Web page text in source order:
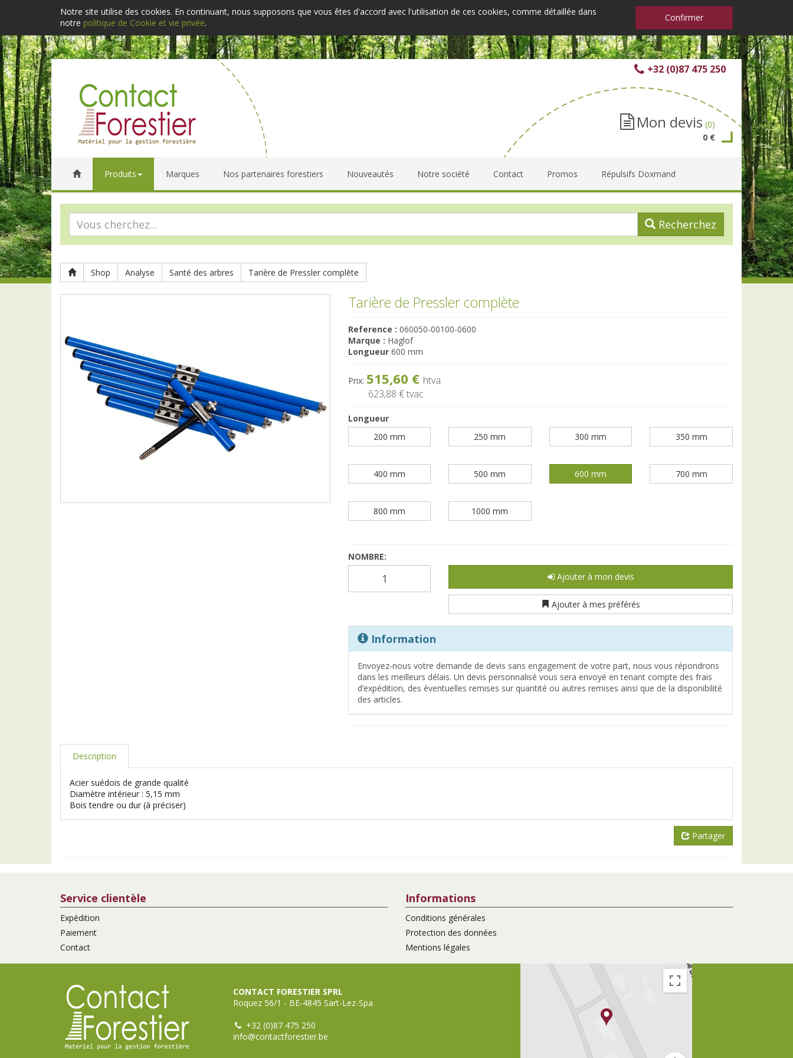
Notre site utilise des cookies. En continuant, nous supposons que vous êtes d'accord avec l'utilisation de ces cookies, comme détaillée dans
notre politique de Cookie et vie privée. Confirmer
+32 (0)87 475 250
Mon devis (0)
0 €
Produits Marques Nos partenaires forestiers Nouveautés Notre société Contact Promos Répulsifs Doxmand
Recherchez
Shop Analyse Santé des arbres Tarière de Pressler complète
Tarière de Pressler complète
Reference : 060050-00100-0600
Marque : Haglof
Longueur 600 mm
Prix: 515,60 € htva
623,88 €tvac
Longueur
200 mm
250 mm 300 mm 350 mm
400 mm 500 mm 600 mm 700 mm
800 mm 1000 mm
NOMBRE:
Ajouter à mon devis
Ajouter à mes préférés
Information
Envoyez-nous votre demande de devis sans engagement de votre part, nous vous répondrons
dans les meilleurs délais. Un devis personnalisé vous sera envoyé en tenant compte des frais
d’expédition, des éventuelles remises sur quantité ou autres remises ainsi que de la disponibilité
des articles.
Description
Acier suédois de grande qualité
Diamètre intérieur : 5,15 mm
Bois tendre ou dur (à préciser)
Partager
Service clientèle
Expédition
Paiement
Contact
Informations
Conditions générales
Protection des données
Mentions légales
CONTACT FORESTIER SPRL
Roquez 56/1 - BE-4845 Sart-Lez-Spa
+32 (0)87 475 250
info@contactforestier.be